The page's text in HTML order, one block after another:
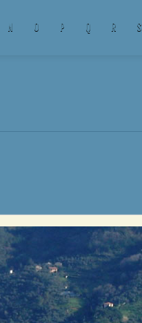
N O P Q R S